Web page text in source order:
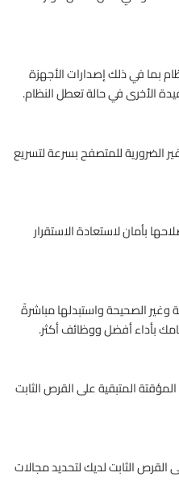
بما في ذلك إصدارات الأجهزة
الأخرى في حالة تعطل النظام.
الضرورية للمتصفح بسرعة لتسريع
بأمان لاستعادة الاستقرار
وغير الصحيحة واستبدلها مباشرةً
بأداء أفضل ووظائف أكثر.
المتبقية على القرص الثابت
القرص الثابت لديك لتحديد مجالات